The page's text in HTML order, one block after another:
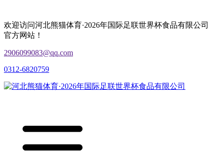
欢迎访问河北熊猫体育·2026年国际足联世界杯食品有限公司
官方网站！
2906099083@qq.com
0312-6820759